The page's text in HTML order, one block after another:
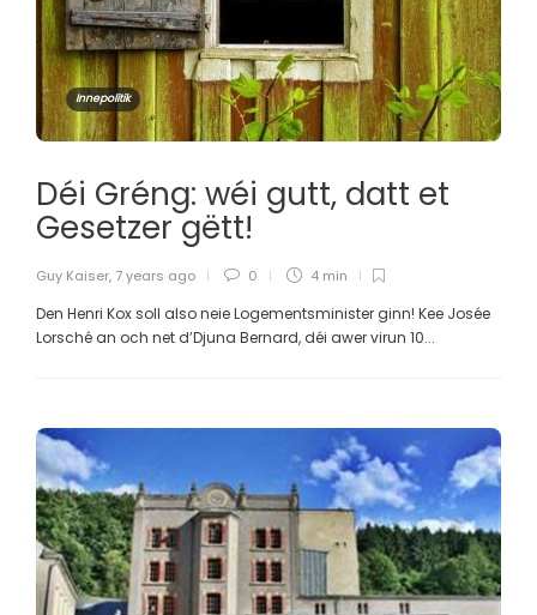
Innepolitik
Déi Gréng: wéi gutt, datt et
Gesetzer gëtt!
Guy Kaiser, 7 years ago 0 4 min
Den Henri Kox soll also neie Logementsminister ginn! Kee Josée
Lorsché an och net d’Djuna Bernard, déi awer virun 10...